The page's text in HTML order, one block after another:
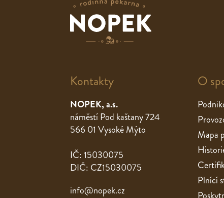
Kontakty
NOPEK, a.s.
náměstí Pod kaštany 724
566 01 Vysoké Mýto
IČ: 15030075
DIČ: CZ15030075
info@nopek.cz
O
Mapa
Plnící